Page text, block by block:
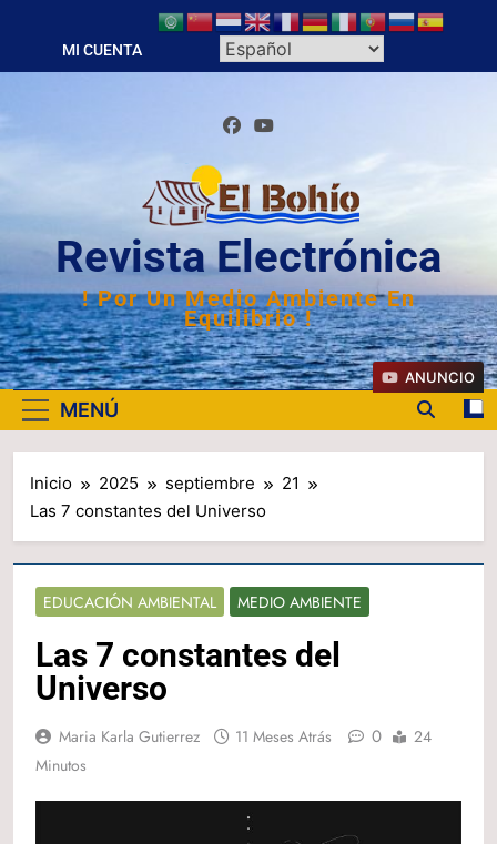
contenido
MI CUENTA
Revista Electrónica
! Por Un Medio Ambiente En
Equilibrio !
MENÚ
ANUNCIO
Inicio 2025 septiembre
21
Las 7 constantes del Universo
EDUCACIÓN AMBIENTAL MEDIO AMBIENTE
Las 7 constantes del
Universo
Maria Karla Gutierrez 11 Meses Atrás 0
24
Minutos